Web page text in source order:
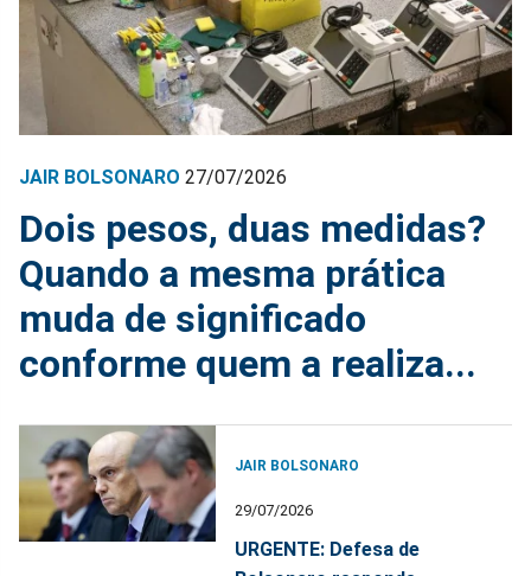
JAIR BOLSONARO 27/07/2026
Dois pesos, duas medidas?
Quando a mesma prática
muda de significado
conforme quem a realiza...
JAIR BOLSONARO
29/07/2026
URGENTE: Defesa de